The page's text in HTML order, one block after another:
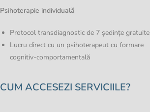
Psihoterapie individuală
Protocol transdiagnostic de 7 ședințe gratuite
Lucru direct cu un psihoterapeut cu formare
cognitiv-comportamentală
CUM ACCESEZI SERVICIILE?